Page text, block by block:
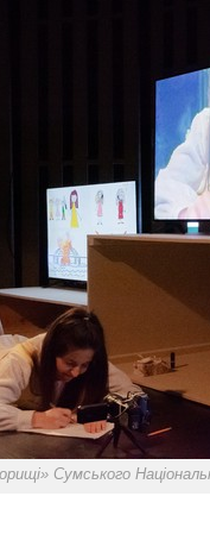
Сумського